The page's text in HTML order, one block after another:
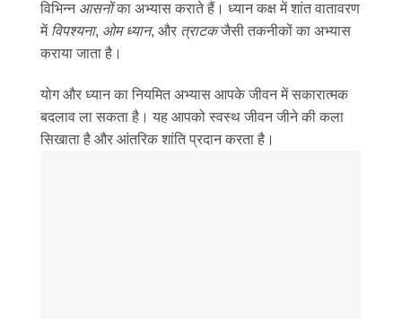
विभिन्न आसनोंका अभ्यास कराते हैं। ध्यान कक्ष में शांत वातावरण
में विपश्यना, ओम ध्यान, और त्राटकजैसी तकनीकों का अभ्यास
कराया जाता है।
योग और ध्यान का नियमित अभ्यास आपके जीवन में सकारात्मक
बदलाव ला सकता है। यह आपको स्वस्थ जीवन जीने की कला
सिखाता है और आंतरिक शांति प्रदान करता है।